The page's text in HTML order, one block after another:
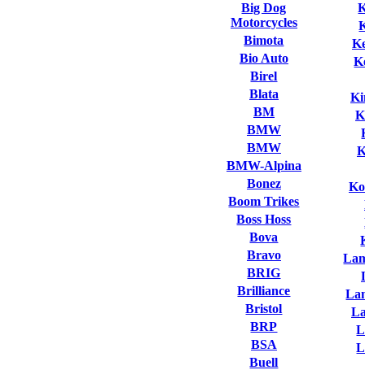
Big Dog
Motorcycles
Bimota
Bio Auto
Birel
Blata
BM
BMW
BMW
BMW-Alpina
Bonez
Boom Trikes
Boss Hoss
Bova
Bravo
BRIG
Brilliance
Bristol
BRP
BSA
Buell